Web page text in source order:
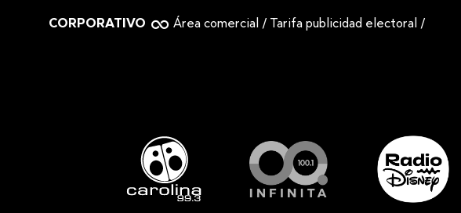
CORPORATIVO Área comercial / Tarifa publicidad electoral /